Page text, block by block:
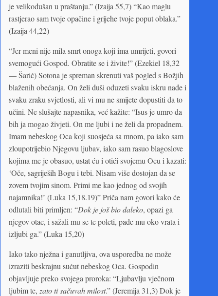
je velikodušan u praštanju.” (Izaija 55,7) “Kao maglu
rastjerao sam tvoje opačine i grijehe tvoje poput oblaka.”
(Izaija 44,22)
“Jer meni nije mila smrt onoga koji ima umrijeti, govori
svemogući Gospod. Obratite se i živite!” (Ezekiel 18,32
— Šarić) Sotona je spreman skrenuti vaš pogled s Božjih
blaženih obećanja. On želi duši oduzeti svaku iskru nade i
svaku zraku svjetlosti, ali vi mu ne smijete dopustiti da to
učini. Ne slušajte napasnika, već kažite: “Isus je umro da
bih ja mogao živjeti. On me ljubi i ne želi da propadnem.
Imam nebeskog Oca koji suosjeća sa mnom, pa iako sam
zloupotrijebio Njegovu ljubav, iako sam rasuo blagoslove
kojima me je obasuo, ustat ću i otići svojemu Ocu i kazati:
‘Oče, sagriješih Bogu i tebi. Nisam više dostojan da se
zovem tvojim sinom. Primi me kao jednog od svojih
najamnika!’ (Luka 15,18.19)” Priča nam govori kako će
odlutali biti primljen: “Dok je još bio daleko, opazi ga
njegov otac, i sažali mu se te poleti, pade mu oko vrata i
izljubi ga.” (Luka 15,20)
Iako tako nježna i ganutljiva, ova usporedba ne može
izraziti beskrajnu sućut nebeskog Oca. Gospodin
objavljuje preko svojega proroka: “Ljubavlju vječnom
ljubim te, zato ti sačuvah milost.” (Jeremija 31,3) Dok je